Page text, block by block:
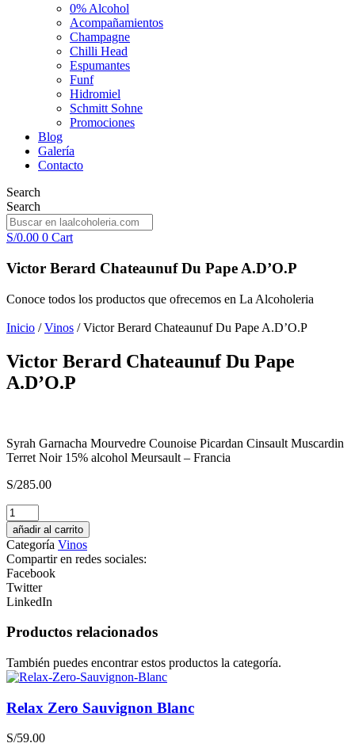
0% Alcohol
Acompañamientos
Champagne
Chilli Head
Espumantes
Funf
Hidromiel
Schmitt Sohne
Promociones
Blog
Galería
Contacto
Search
Search
S/0.00 0 Cart
Victor Berard Chateaunuf Du Pape A.D’O.P
Conoce todos los productos que ofrecemos en La Alcoholeria
Inicio /Vinos / Victor Berard Chateaunuf Du Pape A.D’O.P
Victor Berard Chateaunuf Du Pape
A.D’O.P
Syrah Garnacha Mourvedre Counoise Picardan Cinsault Muscardin
Terret Noir 15% alcohol Meursault – Francia
S/285.00
Heretic
cantidad
añadir al carrito
Categoría Vinos
Compartir en redes sociales:
Facebook
Twitter
LinkedIn
Productos relacionados
También puedes encontrar estos productos la categoría.
Relax Zero Sauvignon Blanc
S/59.00